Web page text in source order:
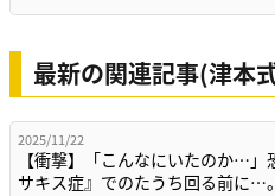
最新の関連記事(津本
2025/11/22
【衝撃】「こんなにいたのか…」
サキス症』でのたうち回る前に